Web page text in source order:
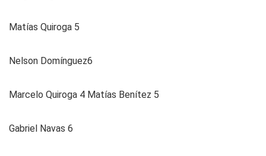
Matías Quiroga 5
Nelson Domínguez6
Marcelo Quiroga 4 Matías Benítez 5
Gabriel Navas 6